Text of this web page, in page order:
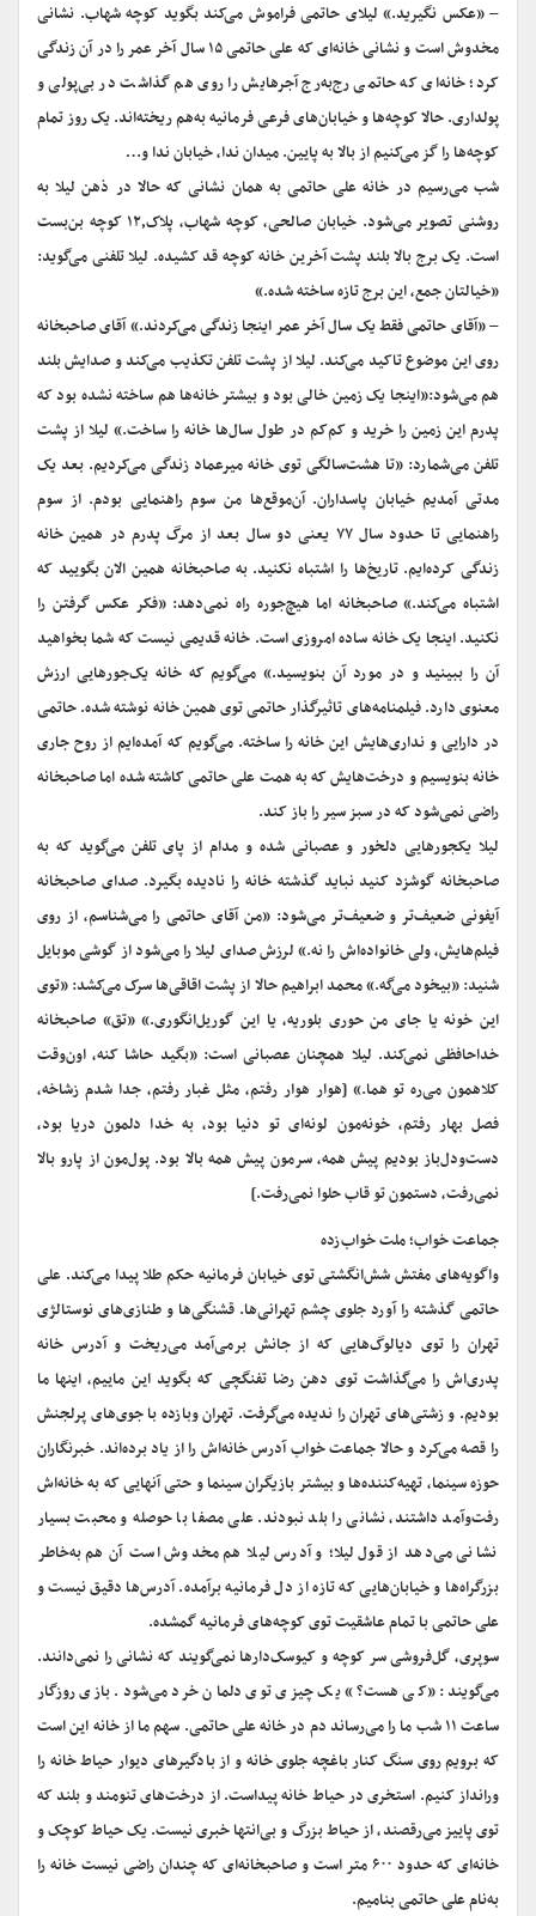
– «عکس نگیرید.» لیلای حاتمی فراموش می‌کند بگوید کوچه شهاب. نشانی
مخدوش است و نشانی خانه‌ای که علی حاتمی ۱۵ سال آخر عمر را در آن زندگی
کرد؛ خانه‌ای که حاتمی رج‌به‌رج آجرهایش را روی هم گذاشت در بی‌پولی و
پولداری. حالا کوچه‌ها و خیابان‌های فرعی فرمانیه به‌هم ریخته‌اند. یک روز تمام
کوچه‌ها را گز می‌کنیم از بالا به پایین. میدان ندا، خیابان ندا و…
شب می‌رسیم در خانه علی حاتمی به همان نشانی که حالا در ذهن لیلا به
روشنی تصویر می‌شود. خیابان صالحی، کوچه شهاب، پلاک۱۲٫ کوچه بن‌بست
است. یک برج بالا بلند پشت آخرین خانه کوچه قد کشیده. لیلا تلفنی می‌گوید:
«خیالتان جمع، این برج تازه ساخته شده.»
– «آقای حاتمی فقط یک سال آخر عمر اینجا زندگی می‌کردند.» آقای صاحبخانه
روی این موضوع تاکید می‌کند. لیلا از پشت تلفن تکذیب می‌کند و صدایش بلند
هم می‌شود:«اینجا یک زمین خالی بود و بیشتر خانه‌ها هم ساخته نشده بود که
پدرم این زمین را خرید و کم‌کم در طول سال‌ها خانه را ساخت.» لیلا از پشت
تلفن می‌شمارد: «تا هشت‌سالگی توی خانه میرعماد زندگی می‌کردیم. بعد یک
مدتی آمدیم خیابان پاسداران. آن‌موقع‌ها من سوم راهنمایی بودم. از سوم
راهنمایی تا حدود سال ۷۷ یعنی دو سال بعد از مرگ پدرم در همین خانه
زندگی کرده‌ایم. تاریخ‌ها را اشتباه نکنید. به صاحبخانه همین الان بگویید که
اشتباه می‌کند.» صاحبخانه اما هیچ‌جوره راه نمی‌دهد: «فکر عکس گرفتن را
نکنید. اینجا یک خانه ساده امروزی است. خانه قدیمی نیست که شما بخواهید
آن را ببینید و در مورد آن بنویسید.» می‌گویم که خانه یک‌جورهایی ارزش
معنوی دارد. فیلمنامه‌های تاثیرگذار حاتمی توی همین خانه نوشته شده. حاتمی
در دارایی و نداری‌هایش این خانه را ساخته. می‌گویم که آمده‌ایم از روح جاری
خانه بنویسیم و درخت‌هایش که به همت علی حاتمی کاشته شده اما صاحبخانه
راضی نمی‌شود که در سبز سیر را باز کند.
لیلا یکجورهایی دلخور و عصبانی شده و مدام از پای تلفن می‌گوید که به
صاحبخانه گوشزد کنید نباید گذشته خانه را نادیده بگیرد. صدای صاحبخانه
آیفونی ضعیف‌تر و ضعیف‌تر می‌شود: «من آقای حاتمی را می‌شناسم، از روی
فیلم‌هایش، ولی خانواده‌اش را نه.» لرزش صدای لیلا را می‌شود از گوشی موبایل
شنید: «بیخود می‌گه.» محمد ابراهیم حالا از پشت اقاقی‌ها سرک می‌کشد: «توی
این خونه یا جای من حوری بلوریه، یا این گوریل‌انگوری.» «تق» صاحبخانه
خداحافظی نمی‌کند. لیلا همچنان عصبانی است: «بگید حاشا کنه، اون‌وقت
کلاهمون می‌ره تو هما.» [هوار هوار رفتم، مثل غبار رفتم، جدا شدم زشاخه،
فصل بهار رفتم، خونه‌مون لونه‌ای تو دنیا بود، به خدا دلمون دریا بود،
دست‌ودل‌باز بودیم پیش همه، سرمون پیش همه بالا بود. پول‌مون از پارو بالا
نمی‌رفت، دستمون تو قاب حلوا نمی‌رفت.]
جماعت خواب؛ ملت خواب‌زده
واگویه‌های مفتش شش‌انگشتی توی خیابان فرمانیه حکم طلا پیدا می‌کند. علی
حاتمی گذشته را آورد جلوی چشم تهرانی‌ها. قشنگی‌ها و طنازی‌های نوستالژی
تهران را توی دیالوگ‌هایی که از جانش برمی‌آمد می‌ریخت و آدرس خانه
پدری‌اش را می‌گذاشت توی دهن رضا تفنگچی که بگوید این ماییم، اینها ما
بودیم. و زشتی‌های تهران را ندیده می‌گرفت. تهران وبازده با جوی‌های پرلجنش
را قصه می‌کرد و حالا جماعت خواب آدرس خانه‌اش را از یاد برده‌اند. خبرنگاران
حوزه سینما، تهیه‌کننده‌ها و بیشتر بازیگران سینما و حتی آنهایی که به خانه‌اش
رفت‌وآمد داشتند، نشانی را بلد نبودند. علی مصفا با حوصله و محبت بسیار
نشانی می‌دهد از قول لیلا؛ و آدرس لیلا هم مخدوش است آن هم به‌خاطر
بزرگراه‌ها و خیابان‌هایی که تازه از دل فرمانیه برآمده. آدرس‌ها دقیق نیست و
علی حاتمی با تمام عاشقیت توی کوچه‌های فرمانیه گمشده.
سوپری‌، گل‌فروشی سر کوچه و کیوسک‌دارها نمی‌گویند که نشانی را نمی‌دانند.
می‌گویند: «کی هست؟» یک چیزی توی دلمان خرد می‌شود. بازی روزگار
ساعت ۱۱ شب ما را می‌رساند دم در خانه علی حاتمی. سهم ما از خانه این است
که برویم روی سنگ کنار باغچه جلوی خانه و از بادگیرهای دیوار حیاط خانه را
ورانداز کنیم. استخری در حیاط خانه پیداست. از درخت‌های تنومند و بلند که
توی پاییز می‌رقصند، از حیاط بزرگ و بی‌انتها خبری نیست. یک حیاط کوچک و
خانه‌ای که حدود ۶۰۰ متر است و صاحبخانه‌ای که چندان راضی نیست خانه را
به‌نام علی حاتمی بنامیم.